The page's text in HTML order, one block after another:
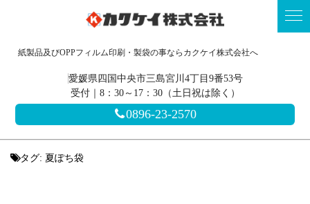
紙製品及びOPPフィルム印刷・製袋の事ならカクケイ株式会社へ
愛媛県四国中央市三島宮川4丁目9番53号
受付｜8：30～17：30（土日祝は除く）
0896-23-2570
タグ: 夏ぽち袋